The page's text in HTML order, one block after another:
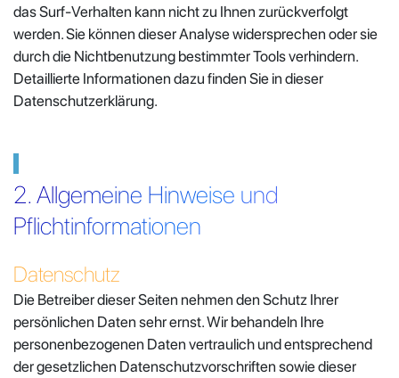
das Surf-Verhalten kann nicht zu Ihnen zurückverfolgt
werden. Sie können dieser Analyse widersprechen oder sie
durch die Nichtbenutzung bestimmter Tools verhindern.
Detaillierte Informationen dazu finden Sie in dieser
Datenschutzerklärung.
2. Allgemeine Hinweise und
Pflichtinformationen
Datenschutz
Die Betreiber dieser Seiten nehmen den Schutz Ihrer
persönlichen Daten sehr ernst. Wir behandeln Ihre
personenbezogenen Daten vertraulich und entsprechend
der gesetzlichen Datenschutzvorschriften sowie dieser